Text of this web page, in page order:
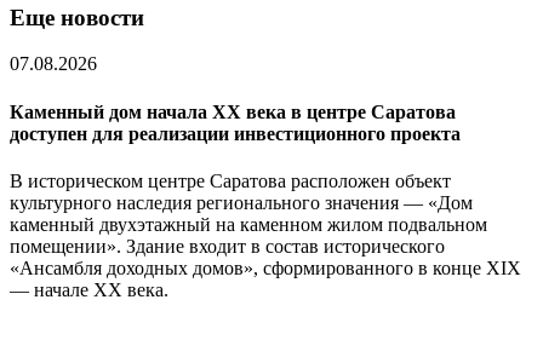
Еще новости
07.08.2026
Каменный дом начала XX века в центре Саратова
доступен для реализации инвестиционного проекта
В историческом центре Саратова расположен объект
культурного наследия регионального значения — «Дом
каменный двухэтажный на каменном жилом подвальном
помещении». Здание входит в состав исторического
«Ансамбля доходных домов», сформированного в конце XIX
— начале XX века.